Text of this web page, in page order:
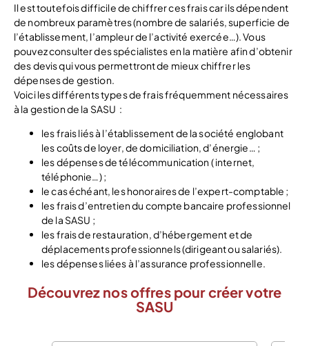
Il est toutefois difficile de chiffrer ces frais car ils dépendent
de nombreux paramètres (nombre de salariés, superficie de
l’établissement, l’ampleur de l’activité exercée…). Vous
pouvez consulter des spécialistes en la matière afin d’obtenir
des devis qui vous permettront de mieux chiffrer les
dépenses de gestion.
Voici les différents types de frais fréquemment nécessaires
à la gestion de la SASU :
les frais liés à l’établissement de la société englobant
les coûts de loyer, de domiciliation, d’énergie… ;
les dépenses de télécommunication ( internet,
téléphonie…) ;
le cas échéant, les honoraires de l’expert-comptable ;
les frais d’entretien du compte bancaire professionnel
de la SASU ;
les frais de restauration, d’hébergement et de
déplacements professionnels (dirigeant ou salariés).
les dépenses liées à l’assurance professionnelle.
Découvrez nos offres pour créer votre
SASU